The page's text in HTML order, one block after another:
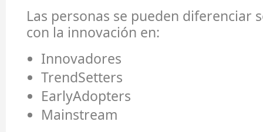
Las personas se pueden diferenciar
con la innovación en:
Innovadores
TrendSetters
EarlyAdopters
Mainstream